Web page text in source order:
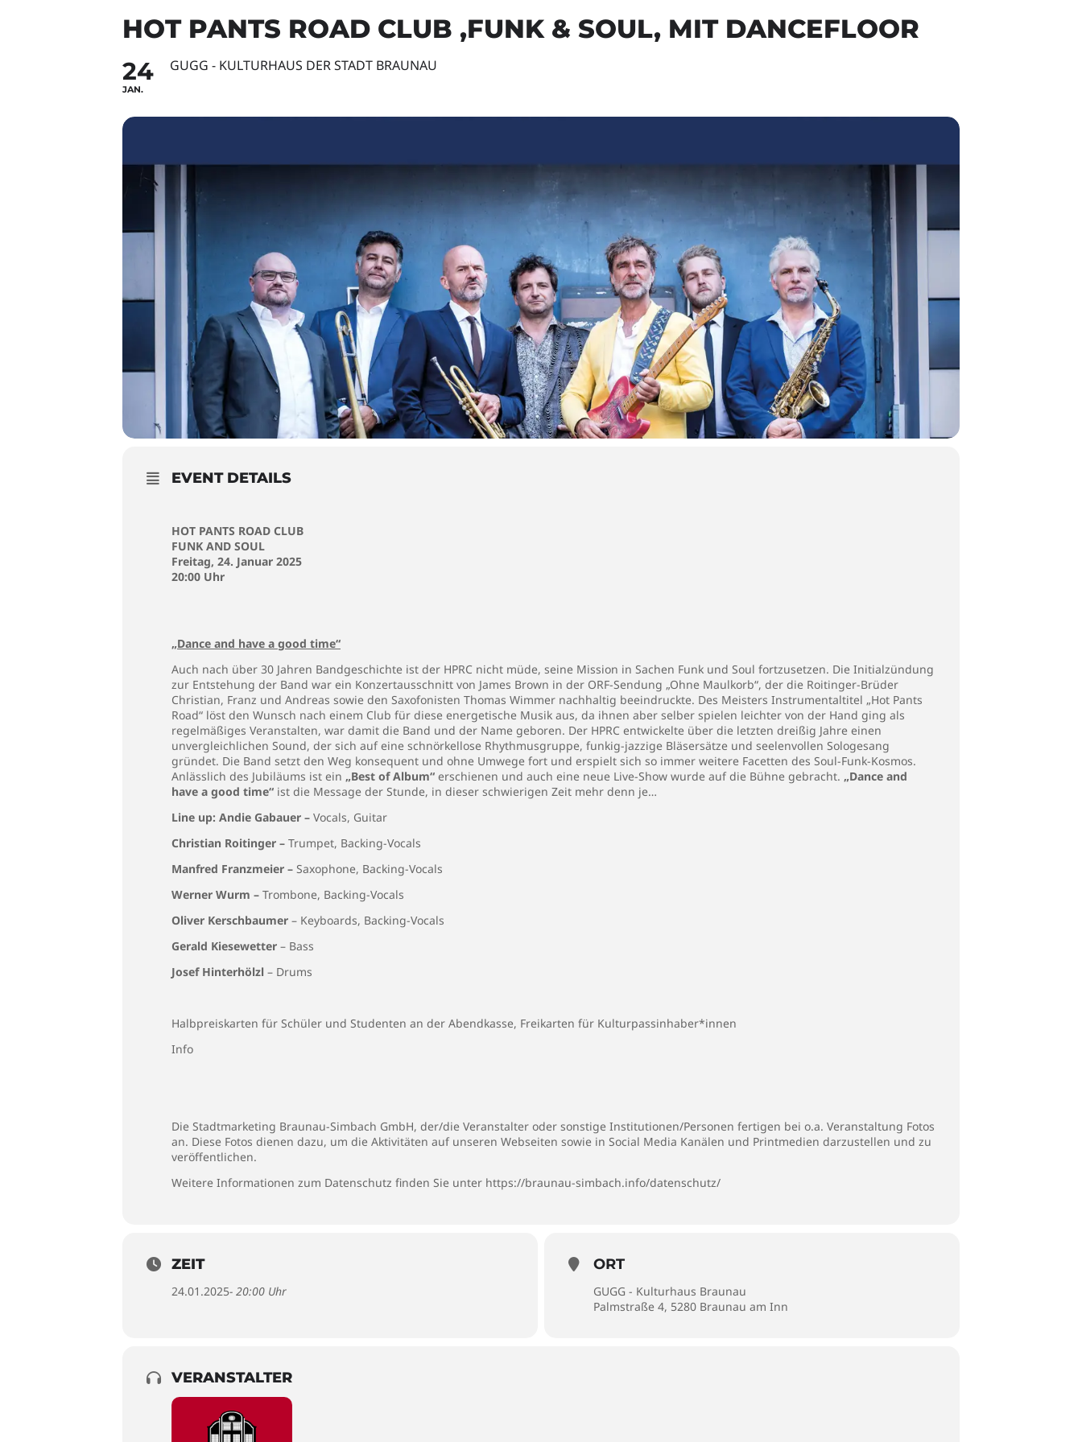
HOT PANTS ROAD CLUB ,FUNK & SOUL, MIT DANCEFLOOR
24
JAN.
GUGG - KULTURHAUS DER STADT BRAUNAU
EVENT DETAILS
HOT PANTS ROAD CLUB
FUNK AND SOUL
Freitag, 24. Januar 2025
20:00 Uhr
„Dance and have a good time“
Auch nach über 30 Jahren Bandgeschichte ist der HPRC nicht müde, seine Mission in Sachen Funk und Soul fortzusetzen. Die Initialzündung
zur Entstehung der Band war ein Konzertausschnitt von James Brown in der ORF-Sendung „Ohne Maulkorb“, der die Roitinger-Brüder
Christian, Franz und Andreas sowie den Saxofonisten Thomas Wimmer nachhaltig beeindruckte. Des Meisters Instrumentaltitel „Hot Pants
Road“ löst den Wunsch nach einem Club für diese energetische Musik aus, da ihnen aber selber spielen leichter von der Hand ging als
regelmäßiges Veranstalten, war damit die Band und der Name geboren. Der HPRC entwickelte über die letzten dreißig Jahre einen
unvergleichlichen Sound, der sich auf eine schnörkellose Rhythmusgruppe, funkig-jazzige Bläsersätze und seelenvollen Sologesang
gründet. Die Band setzt den Weg konsequent und ohne Umwege fort und erspielt sich so immer weitere Facetten des Soul-Funk-Kosmos.
Anlässlich des Jubiläums ist ein „Best of Album“ erschienen und auch eine neue Live-Show wurde auf die Bühne gebracht. „Dance and
have a good time“ ist die Message der Stunde, in dieser schwierigen Zeit mehr denn je…
Line up: Andie Gabauer – Vocals, Guitar
Christian Roitinger – Trumpet, Backing-Vocals
Manfred Franzmeier – Saxophone, Backing-Vocals
Werner Wurm – Trombone, Backing-Vocals
Oliver Kerschbaumer – Keyboards, Backing-Vocals
Gerald Kiesewetter – Bass
Josef Hinterhölzl – Drums
Halbpreiskarten für Schüler und Studenten an der Abendkasse, Freikarten für Kulturpassinhaber*innen
Info
Die Stadtmarketing Braunau-Simbach GmbH, der/die Veranstalter oder sonstige Institutionen/Personen fertigen bei o.a. Veranstaltung Fotos
an. Diese Fotos dienen dazu, um die Aktivitäten auf unseren Webseiten sowie in Social Media Kanälen und Printmedien darzustellen und zu
veröffentlichen.
Weitere Informationen zum Datenschutz finden Sie unter https://braunau-simbach.info/datenschutz/
ZEIT
24.01.2025- 20:00 Uhr
ORT
GUGG - Kulturhaus Braunau
Palmstraße 4, 5280 Braunau am Inn
VERANSTALTER